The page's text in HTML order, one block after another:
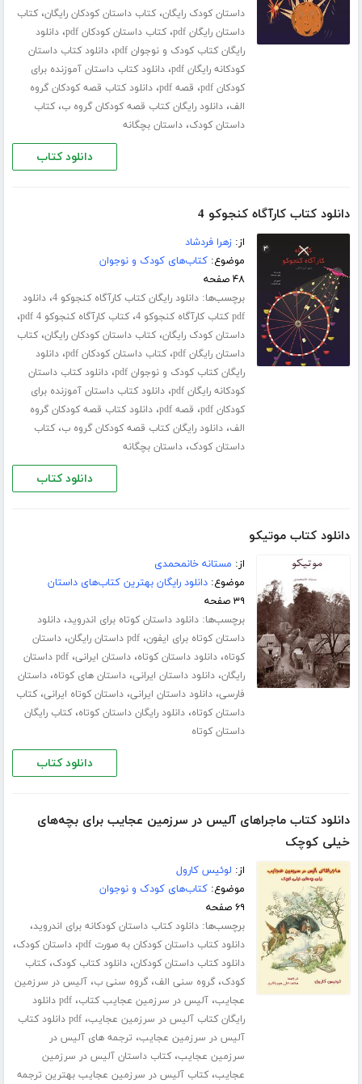
داستان کودک رایگان،کتاب داستان کودکان رایگان،کتاب
داستان رایگان pdf
،کتاب داستان کودکان pdf ،دانلود
رایگان کتاب کودک و نوجوان pdf
،دانلود کتاب داستان
کودکانه رایگان pdf
،دانلود کتاب داستان آموزنده برای
کودکان pdf
، قصه pdf ،دانلود کتاب قصه کودکان گروه
الف،دانلود رایگان کتاب قصه کودکان گروه ب،کتاب
داستان کودک،داستان بچگانه
دانلود کتاب
دانلود کتاب کارآگاه کنجوکو 4
از:زهرا فردشاد
موضوع:کتاب‌های کودک و نوجوان
۴۸ صفحه
برچسب‌ها:دانلود رایگان کتاب کارآگاه کنجوکو 4 ،دانلود
pdf کتاب کارآگاه کنجوکو 4
،کتاب کارآگاه کنجوکو 4 pdf ،
داستان کودک رایگان،کتاب داستان کودکان رایگان،کتاب
داستان رایگان pdf
،کتاب داستان کودکان pdf ،دانلود
رایگان کتاب کودک و نوجوان pdf
،دانلود کتاب داستان
کودکانه رایگان pdf
،دانلود کتاب داستان آموزنده برای
کودکان pdf
، قصه pdf ،دانلود کتاب قصه کودکان گروه
الف،دانلود رایگان کتاب قصه کودکان گروه ب،کتاب
داستان کودک،داستان بچگانه
دانلود کتاب
دانلود کتاب موتیکو
از: مستانه خانمحمدی
موضوع:دانلود رایگان بهترین کتاب‌های داستان
۳۹ صفحه
برچسب‌ها:دانلود داستان کوتاه برای اندروید،دانلود
داستان کوتاه برای ایفون،pdf داستان رایگان ،داستان
کوتاه،دانلود داستان کوتاه،داستان ایرانی،
pdf داستان
رایگان،دانلود داستان ایرانی،داستان های کوتاه،داستان
فارسی،دانلود داستان ایرانی،داستان کوتاه ایرانی،کتاب
داستان کوتاه،دانلود رایگان داستان کوتاه،کتاب رایگان
داستان کوتاه
دانلود کتاب
دانلود کتاب ماجراهای آلیس در سرزمین عجایب برای بچه‌های
خیلی کوچک
از: لوئیس کارول
موضوع:کتاب‌های کودک و نوجوان
۶۹ صفحه
برچسب‌ها:دانلود کتاب داستان کودکانه برای اندروید،
دانلود کتاب داستان کودکان به صورت pdf ،داستان کودک،
دانلود کتاب داستان کودکان،دانلود کتاب کودک،کتاب
کودک،گروه سنی الف،گروه سنی ب،آلیس در سرزمین
عجایب،آلیس در سرزمین عجایب کتاب،
pdf دانلود
رایگان کتاب آلیس در سرزمین عجایب،
pdf دانلود کتاب
آلیس در سرزمین عجایب، ترجمه های آلیس در
سرزمین عجایب،کتاب داستان آلیس در سرزمین
عجایب،کتاب آلیس در سرزمین عجایب بهترین ترجمه